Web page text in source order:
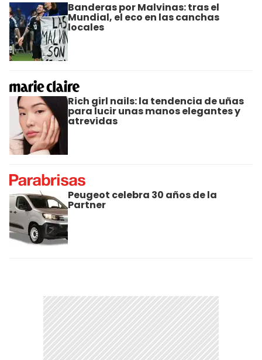
Banderas por Malvinas: tras el
Mundial, el eco en las canchas
locales
Rich girl nails: la tendencia de uñas
para lucir unas manos elegantes y
atrevidas
Peugeot celebra 30 años de la
Partner